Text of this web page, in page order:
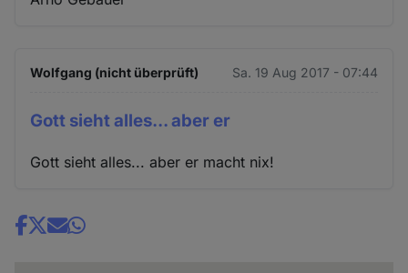
Wolfgang (nicht überprüft) Sa. 19 Aug 2017 - 07:44
Gott sieht alles... aber er
Gott sieht alles... aber er macht nix!
Share